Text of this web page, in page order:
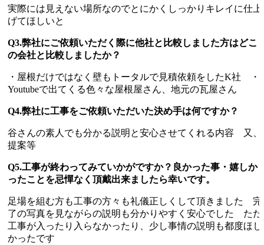
実際には見えない場所なのでとにかくしっかりキレイに仕上
げてほしいと
Q3.弊社にご依頼いただく際に他社と比較しました方はどこ
の会社と比較しましたか？
・屋根だけではなく壁もトータルで見積依頼をしたK社 ・
Youtubeで出てくる色々な屋根屋さん、地元の瓦屋さん
Q4.弊社に工事をご依頼いただいた決め手は何ですか？
谷さんの素人でも分かる説明と安心させてくれる内容 又、
提案等
Q5.工事が終わってみていかがですか？良かった事・嬉しか
ったことを忌憚なく頂戴出来ましたら幸いです。
足場を組む方も工事の方々も礼儀正しくして頂きました 完
了の写真を見ながらの説明も分かりやすく安心でした ただ
工事が入ったり入らなかったり、少し事情の説明も都度ほし
かったです